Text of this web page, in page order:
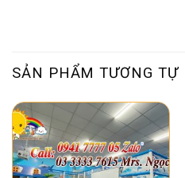
SẢN PHẨM TƯƠNG TỰ